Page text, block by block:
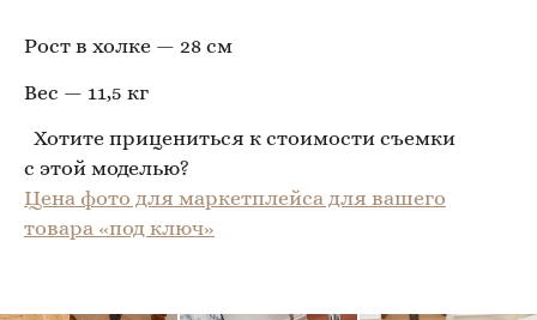
Рост в холке — 28 см
Вес — 11,5 кг
Хотите прицениться к стоимости съемки
с этой моделью?
Цена фото для маркетплейса для вашего
товара «под ключ»